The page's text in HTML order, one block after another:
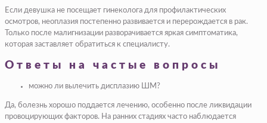
Если девушка не посещает гинеколога для профилактических
осмотров, неоплазия постепенно развивается и перерождается в рак.
Только после малигнизации разворачивается яркая симптоматика,
которая заставляет обратиться к специалисту.
Ответы на частые вопросы
можно ли вылечить дисплазию ШМ?
Да, болезнь хорошо поддается лечению, особенно после ликвидации
провоцирующих факторов. На ранних стадиях часто наблюдается